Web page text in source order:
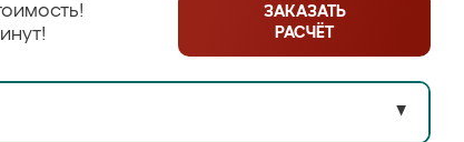
ЗАКАЗАТЬ
РАСЧЁТ
▼